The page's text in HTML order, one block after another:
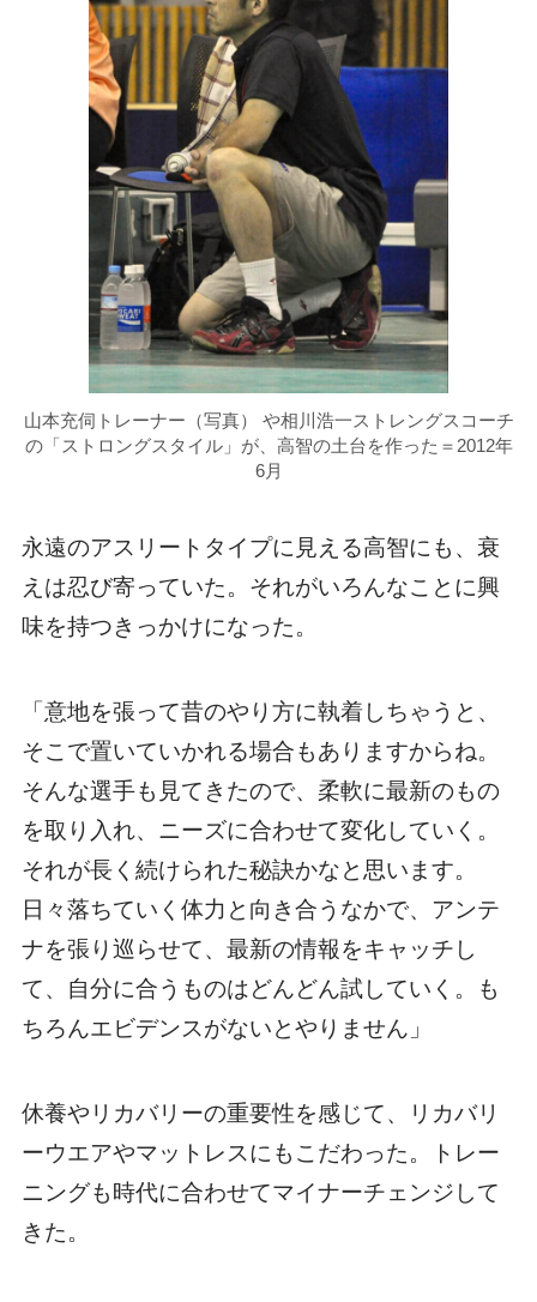
山本充伺トレーナー（写真） や相川浩一ストレングスコーチ
の「ストロングスタイル」が、高智の土台を作った＝2012年
6月
永遠のアスリートタイプに見える高智にも、衰
えは忍び寄っていた。それがいろんなことに興
味を持つきっかけになった。
「意地を張って昔のやり方に執着しちゃうと、
そこで置いていかれる場合もありますからね。
そんな選手も見てきたので、柔軟に最新のもの
を取り入れ、ニーズに合わせて変化していく。
それが長く続けられた秘訣かなと思います。
日々落ちていく体力と向き合うなかで、アンテ
ナを張り巡らせて、最新の情報をキャッチし
て、自分に合うものはどんどん試していく。も
ちろんエビデンスがないとやりません」
休養やリカバリーの重要性を感じて、リカバリ
ーウエアやマットレスにもこだわった。トレー
ニングも時代に合わせてマイナーチェンジして
きた。